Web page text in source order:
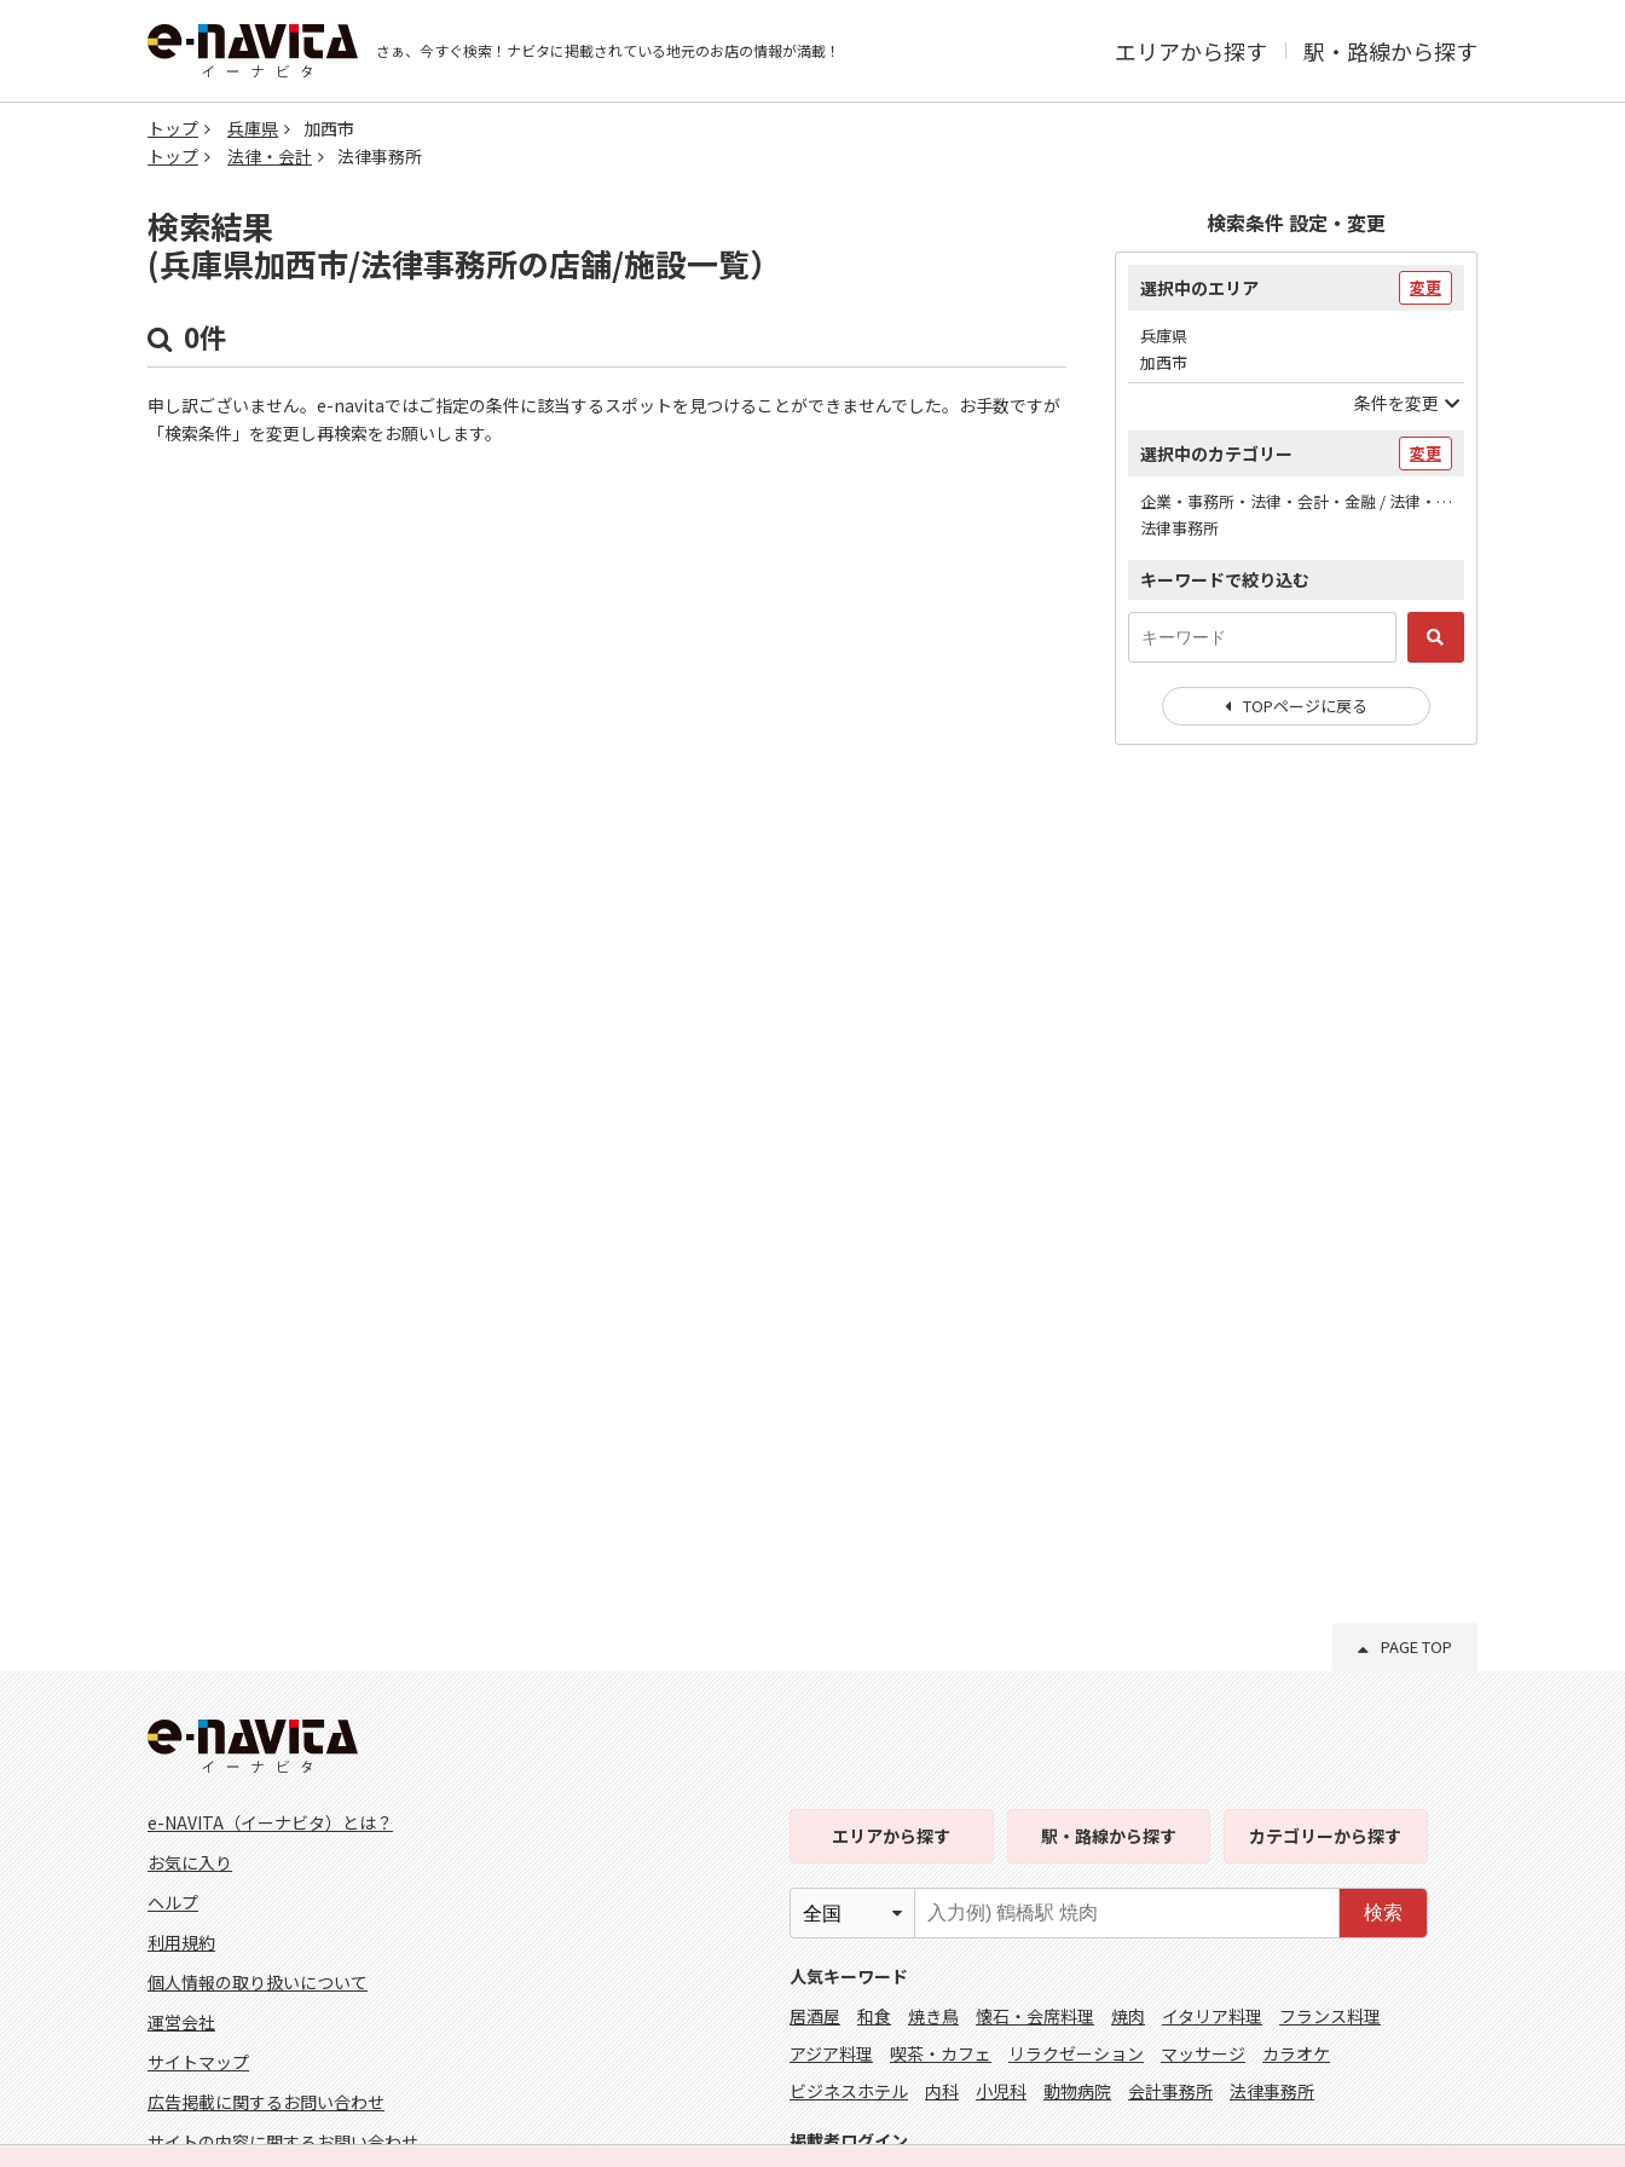
さぁ、今すぐ検索！ ナビタに掲載されている地元のお店の情報が満載！ エリアから探す 駅・路線から探す
トップ 兵庫県
加西市
トップ
法律・会計 法律事務所
検索結果
(兵庫県加西市/法律事務所の店舗/施設一覧）
0件
申し訳ございません。e-navitaではご指定の条件に該当するスポットを見つけることができませんでした。お手数ですが
「検索条件」を変更し再検索をお願いします。
検索条件 設定・変更
選択中のエリア 変更
兵庫県
加西市
条件を変更
選択中のカテゴリー 変更
企業・事務所・法律・会計・金融 / 法律・会計
法律事務所
キーワードで絞り込む
TOPページに戻る
PAGE TOP
e-NAVITA（イーナビタ）とは？
お気に入り
ヘルプ
利用規約
個人情報の取り扱いについて
運営会社
サイトマップ
広告掲載に関するお問い合わせ
サイトの内容に関するお問い合わせ
エリアから探す 駅・路線から探す カテゴリーから探す
検索
人気キーワード
居酒屋
和食 焼き鳥 懐石・会席料理 焼肉 イタリア料理
フランス料理
アジア料理
喫茶・カフェ リラクゼーション マッサージ
カラオケ
ビジネスホテル
内科 小児科 動物病院 会計事務所 法律事務所
掲載者ログイン